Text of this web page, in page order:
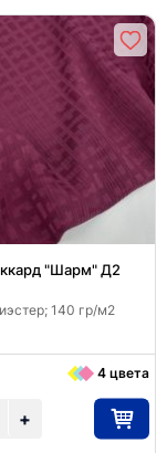
"Шарм" Д2
140 гр/м2
+
4 цвета